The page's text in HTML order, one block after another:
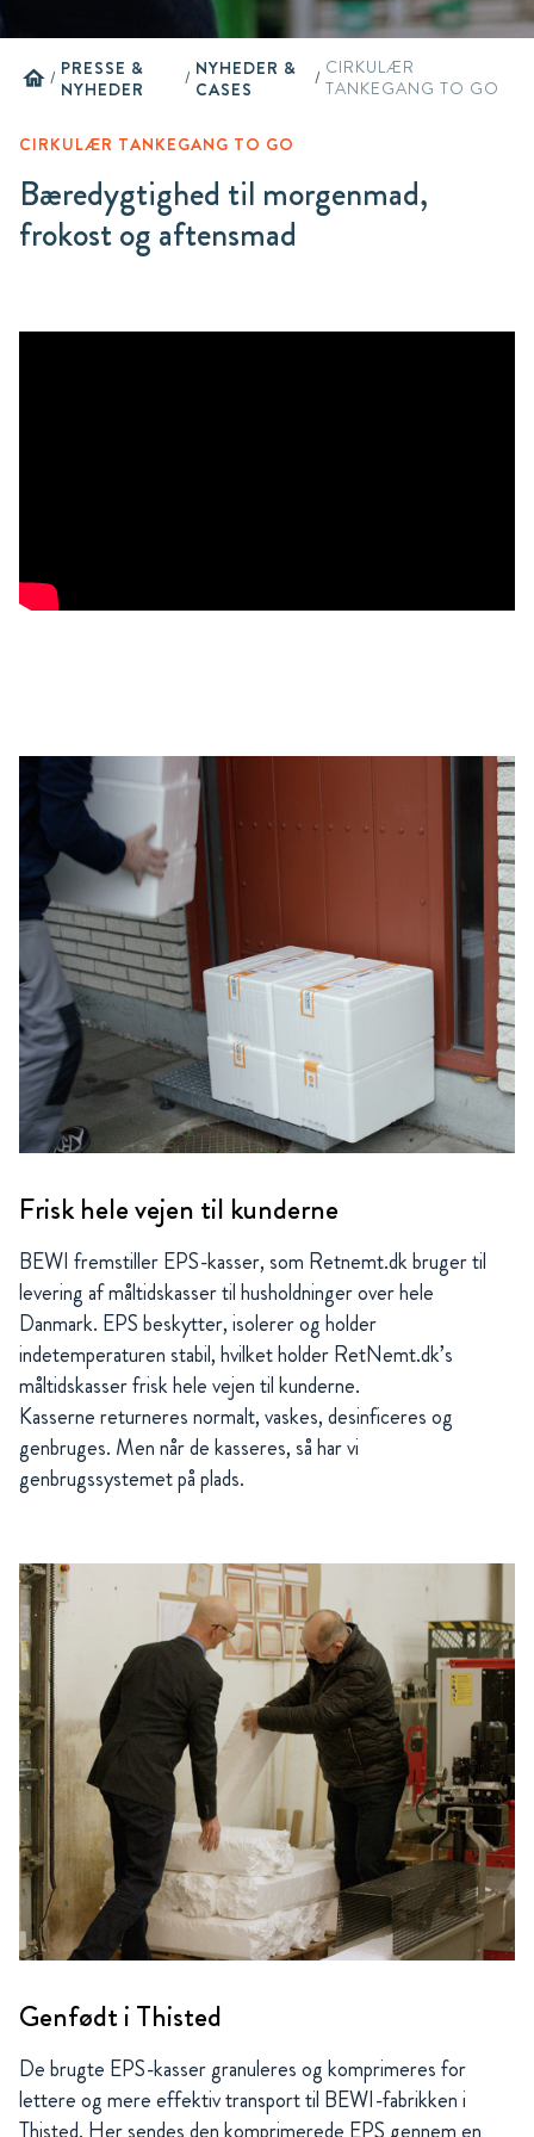
home / PRESSE &
NYHEDER
/ NYHEDER &
CASES
/ CIRKULÆR
TANKEGANG TO GO
CIRKULÆR TANKEGANG TO GO
Bæredygtighed til morgenmad,
frokost og aftensmad
Frisk hele vejen til kunderne
BEWI fremstiller EPS-kasser, som Retnemt.dk bruger til
levering af måltidskasser til husholdninger over hele
Danmark. EPS beskytter, isolerer og holder
indetemperaturen stabil, hvilket holder RetNemt.dk’s
måltidskasser frisk hele vejen til kunderne.
Kasserne returneres normalt, vaskes, desinficeres og
genbruges. Men når de kasseres, så har vi
genbrugssystemet på plads.
Genfødt i Thisted
De brugte EPS-kasser granuleres og komprimeres for
lettere og mere effektiv transport til BEWI-fabrikken i
Thisted. Her sendes den komprimerede EPS gennem en